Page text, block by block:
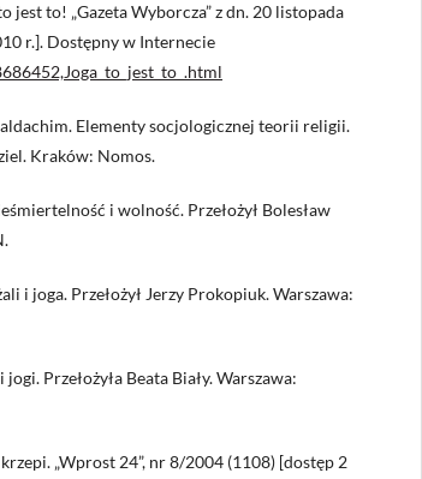
jest to! „Gazeta Wyborcza” z dn. 20 listopada
r.]. Dostępny w Internecie
Elementy socjologicznej teorii religii.
Kraków: Nomos.
i wolność. Przełożył Bolesław
i joga. Przełożył Jerzy Prokopiuk. Warszawa:
Przełożyła Beata Biały. Warszawa:
„Wprost 24”, nr 8/2004 (1108) [dostęp 2